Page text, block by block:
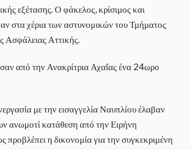
εξέτασης. Ο φάκελος, κρίσιμος και
στα χέρια των αστυνομικών του Τμήματος
Ασφάλειας Αττικής.
από την Ανακρίτρια Αχαΐας ένα 24ωρο
με την εισαγγελία Ναυπλίου έλαβαν
ανωμοτί κατάθεση από την Ειρήνη
η δικονομία για την συγκεκριμένη